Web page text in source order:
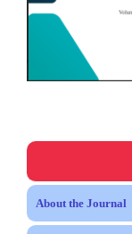
About the Journal